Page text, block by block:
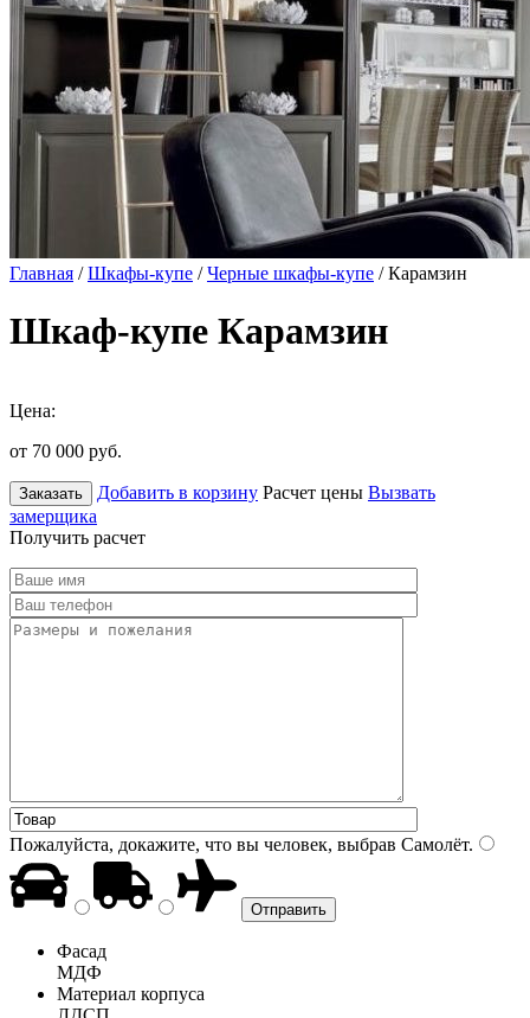
Главная /Шкафы-купе /Черные шкафы-купе / Карамзин
Шкаф-купе Карамзин
Цена:
от 70 000 руб.
Заказать Добавить в корзину Расчет цены Вызвать
замерщика
Получить расчет
Пожалуйста, докажите, что вы человек, выбрав Самолёт.
Фасад
МДФ
Материал корпуса